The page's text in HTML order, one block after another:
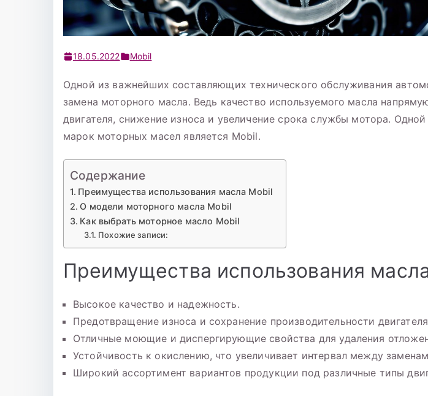
18.05.2022 Mobil
Одной из важнейших составляющих технического обслуживания
замена моторного масла. Ведь качество используемого масла
двигателя, снижение износа и увеличение срока службы мотора.
марок моторных масел является Mobil.
Содержание
Преимущества использования масла Mobil
О модели моторного масла Mobil
Как выбрать моторное масло Mobil
Похожие записи:
Преимущества использования
Высокое качество и надежность.
Предотвращение износа и сохранение производительности
Отличные моющие и диспергирующие свойства для удаления
Устойчивость к окислению, что увеличивает интервал между
Широкий ассортимент вариантов продукции под различные типы